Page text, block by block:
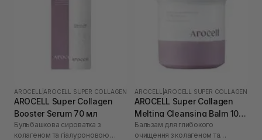
AROCELL AROCELL SUPER COLLAGEN
AROCELL Super Collagen
Booster Serum 70 мл
Бульбашкова сироватка з
колагеном та гіалуроновою
AROCELL AROCELL SUPER COLLAGEN
AROCELL Super Collagen
Melting Cleansing Balm 100
г
Бальзам для глибокого
очищення з колагеном та